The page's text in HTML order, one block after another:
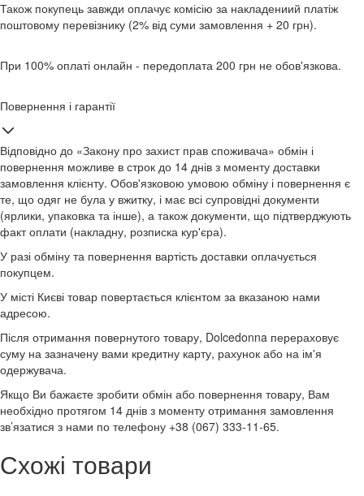
Також покупець завжди оплачує комісію за накладениий платіж
поштовому перевізнику (2% від суми замовлення + 20 грн).
При 100% оплаті онлайн - передоплата 200 грн не обов'язкова.
Повернення і гарантії
Відповідно до «Закону про захист прав споживача» обмін і
повернення можливе в строк до 14 днів з моменту доставки
замовлення клієнту. Обов'язковою умовою обміну і повернення є
те, що одяг не була у вжитку, і має всі супровідні документи
(ярлики, упаковка та інше), а також документи, що підтверджують
факт оплати (накладну, розписка кур'єра).
У разі обміну та повернення вартість доставки оплачується
покупцем.
У місті Києві товар повертається клієнтом за вказаною нами
адресою.
Після отримання повернутого товару, Dolcedonna перераховує
суму на зазначену вами кредитну карту, рахунок або на ім'я
одержувача.
Якщо Ви бажаєте зробити обмін або повернення товару, Вам
необхідно протягом 14 днів з моменту отримання замовлення
зв’язатися з нами по телефону +38 (067) 333-11-65.
Схожі товари